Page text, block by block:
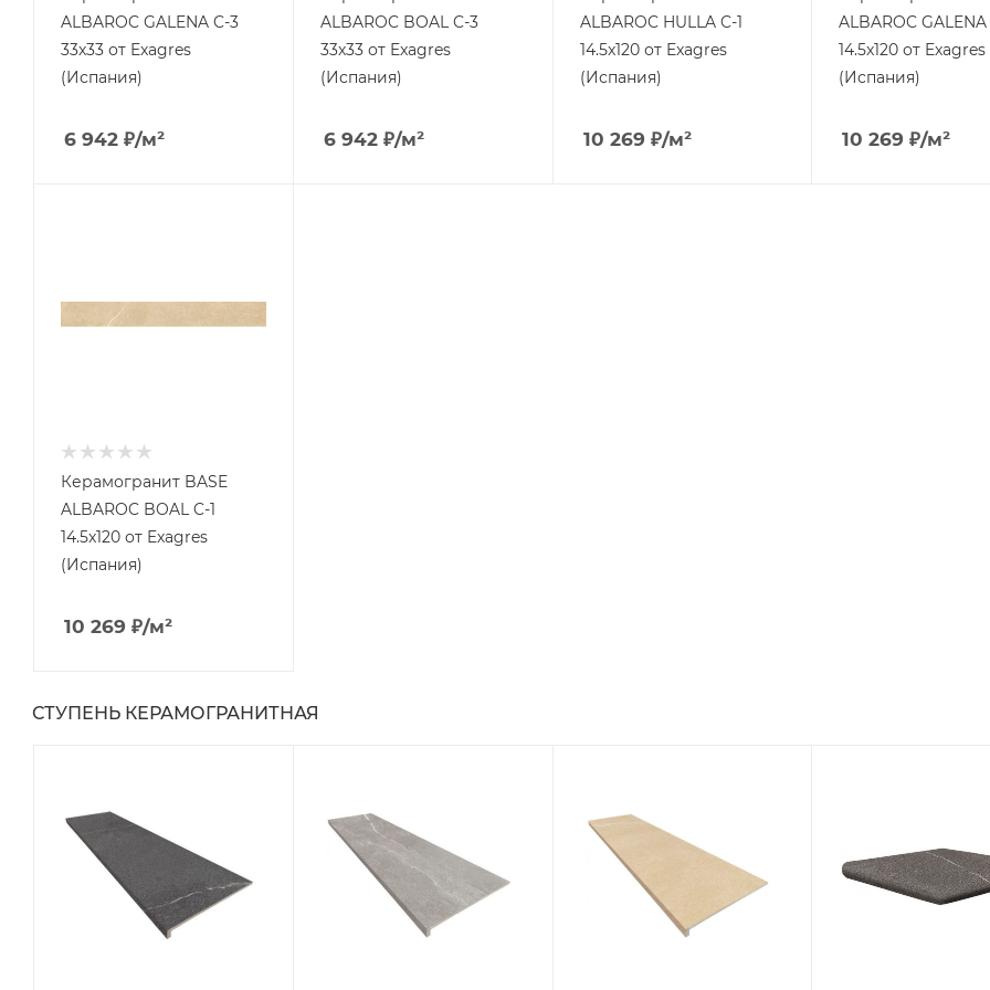
ALBAROC GALENA C-3
33x33 от Exagres
(Испания)
6 942 ₽/м²
ALBAROC BOAL C-3
33x33 от Exagres
(Испания)
6 942₽/м²
ALBAROC HULLA C-1
14.5x120 от Exagres
(Испания)
10 269 ₽/м²
ALBAROC GALENA
14.5x120 от Exagres
(Испания)
10 269 ₽/м²
Керамогранит BASE
ALBAROC BOAL C-1
14.5x120 от Exagres
(Испания)
10 269 ₽/м²
СТУПЕНЬ КЕРАМОГРАНИТНАЯ